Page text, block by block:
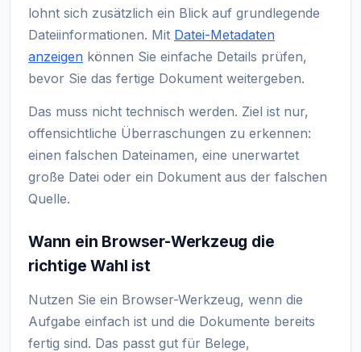
lohnt sich zusätzlich ein Blick auf grundlegende
Dateiinformationen. Mit Datei-Metadaten
anzeigen können Sie einfache Details prüfen,
bevor Sie das fertige Dokument weitergeben.
Das muss nicht technisch werden. Ziel ist nur,
offensichtliche Überraschungen zu erkennen:
einen falschen Dateinamen, eine unerwartet
große Datei oder ein Dokument aus der falschen
Quelle.
Wann ein Browser-Werkzeug die
richtige Wahl ist
Nutzen Sie ein Browser-Werkzeug, wenn die
Aufgabe einfach ist und die Dokumente bereits
fertig sind. Das passt gut für Belege,